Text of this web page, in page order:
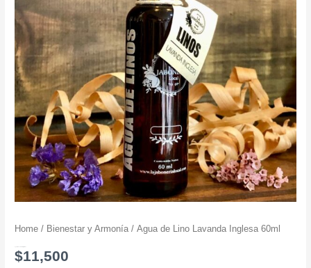
Home / Bienestar y Armonía / Agua de Lino Lavanda Inglesa 60ml
$11,500